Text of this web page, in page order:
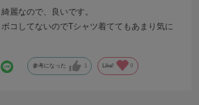
麗なので、良いです。
コしてないのでTシャツ着ててもあまり気に
参考になった 1 Like! 0